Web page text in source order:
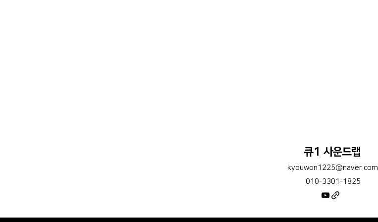
큐1 사운드랩
kyouwon1225@naver.com
010-3301-1825